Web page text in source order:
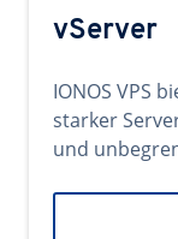
vServer
IONOS VPS
starker
und